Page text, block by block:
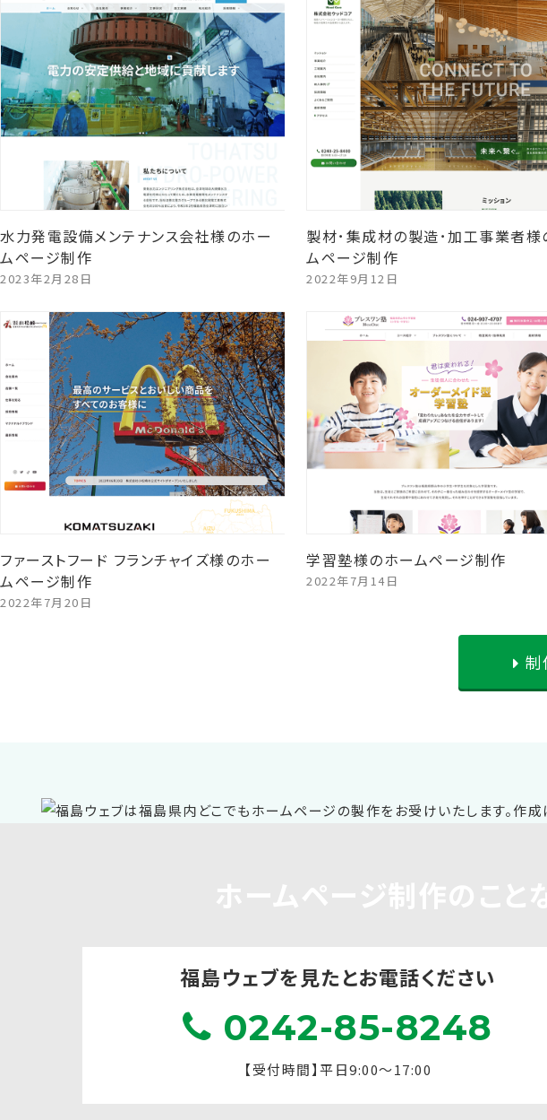
水力発電設備メンテナンス会社様のホー
ムページ制作
2023年2月28日
製材･集成材の製造･加工事業者様
ムページ制作
2022年9月12日
ファーストフード フランチャイズ様のホー
ムページ制作
2022年7月20日
学習塾様のホームページ制作
2022年7月14日
制
福島ウェブを見たとお電話ください
0242-85-8248
【受付時間】平日9:00～17:00